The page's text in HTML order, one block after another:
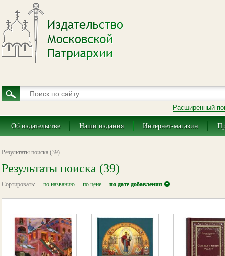
Расширенный
Об издательстве Наши издания Интернет-магазин
Результаты поиска (39)
Результаты поиска (39)
Сортировать: по названию по цене по дате добавления